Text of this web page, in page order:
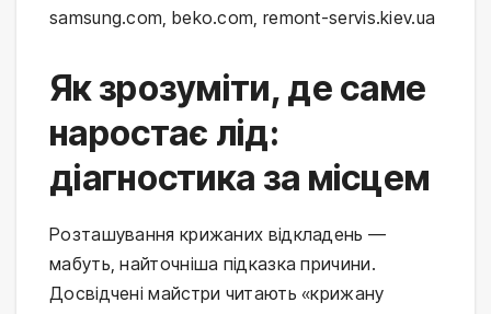
samsung.com, beko.com, remont-servis.kiev.ua
Як зрозуміти, де саме
наростає лід:
діагностика за місцем
Розташування крижаних відкладень —
мабуть, найточніша підказка причини.
Досвідчені майстри читають «крижану